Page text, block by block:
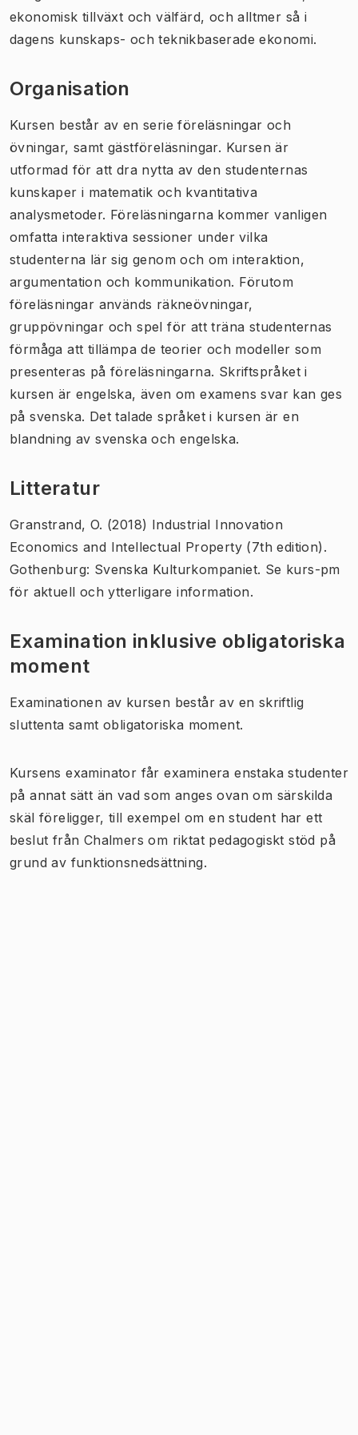
ekonomisk tillväxt och välfärd, och alltmer så i
dagens kunskaps- och teknikbaserade ekonomi.
Organisation
Kursen består av en serie föreläsningar och
övningar, samt gästföreläsningar. Kursen är
utformad för att dra nytta av den studenternas
kunskaper i matematik och kvantitativa
analysmetoder. Föreläsningarna kommer vanligen
omfatta interaktiva sessioner under vilka
studenterna lär sig genom och om interaktion,
argumentation och kommunikation. Förutom
föreläsningar används räkneövningar,
gruppövningar och spel för att träna studenternas
förmåga att tillämpa de teorier och modeller som
presenteras på föreläsningarna. Skriftspråket i
kursen är engelska, även om examens svar kan ges
på svenska. Det talade språket i kursen är en
blandning av svenska och engelska.
Litteratur
Granstrand, O. (2018) Industrial Innovation
Economics and Intellectual Property (7th edition).
Gothenburg: Svenska Kulturkompaniet. Se kurs-pm
för aktuell och ytterligare information.
Examination inklusive obligatoriska
moment
Examinationen av kursen består av en skriftlig
sluttenta samt obligatoriska moment.
Kursens examinator får examinera enstaka studenter
på annat sätt än vad som anges ovan om särskilda
skäl föreligger, till exempel om en student har ett
beslut från Chalmers om riktat pedagogiskt stöd på
grund av funktionsnedsättning.